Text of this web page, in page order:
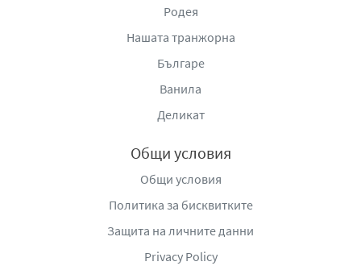
Родея
Нашата транжорна
Българе
Ванила
Деликат
Общи условия
Общи условия
Политика за бисквитките
Защита на личните данни
Privacy Policy